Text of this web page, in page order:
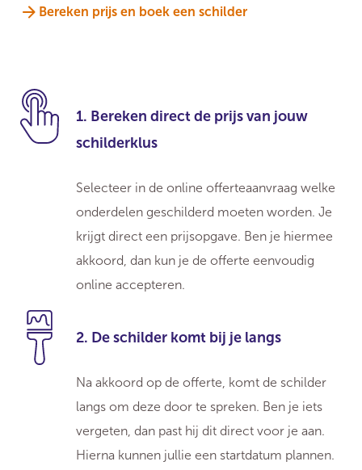
Bereken prijs en boek een schilder
1. Bereken direct de prijs van jouw
schilderklus
Selecteer in de online offerteaanvraag welke
onderdelen geschilderd moeten worden. Je
krijgt direct een prijsopgave. Ben je hiermee
akkoord, dan kun je de offerte eenvoudig
online accepteren.
2. De schilder komt bij je langs
Na akkoord op de offerte, komt de schilder
langs om deze door te spreken. Ben je iets
vergeten, dan past hij dit direct voor je aan.
Hierna kunnen jullie een startdatum plannen.